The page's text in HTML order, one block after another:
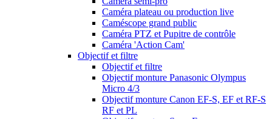
Caméra plateau ou production live
Caméscope grand public
Caméra PTZ et Pupitre de contrôle
Caméra 'Action Cam'
Objectif et filtre
Objectif et filtre
Objectif monture Panasonic Olympus
Micro 4/3
Objectif monture Canon EF-S, EF et RF-S
RF et PL